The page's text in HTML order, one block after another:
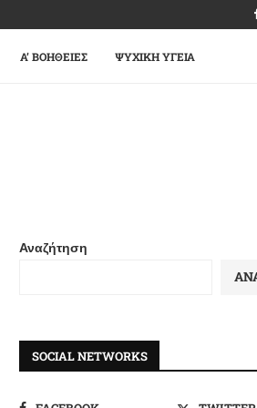
A’ ΒΟΉΘΕΙΕΣ ΨΥΧΙΚΉ ΥΓΕΊΑ
Αναζήτηση
SOCIAL NETWORKS